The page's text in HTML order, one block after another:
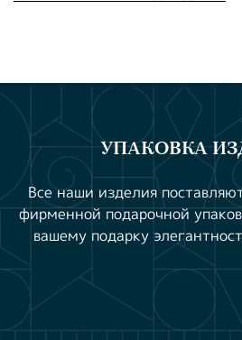
УПАКОВКА
Все наши изделия
фирменной подарочной
вашему подарку